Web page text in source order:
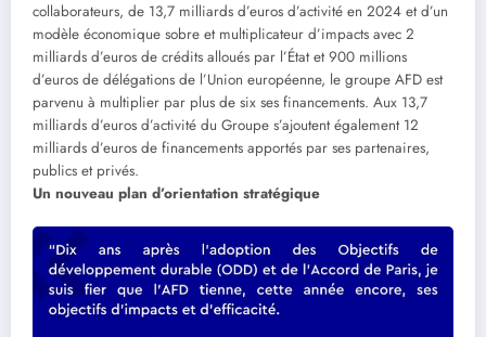
collaborateurs, de 13,7 milliards d’euros d’activité en 2024 et d’un
modèle économique sobre et multiplicateur d’impacts avec 2
milliards d’euros de crédits alloués par l’État et 900 millions
d’euros de délégations de l’Union européenne, le groupe AFD est
parvenu à multiplier par plus de six ses financements. Aux 13,7
milliards d’euros d’activité du Groupe s’ajoutent également 12
milliards d’euros de financements apportés par ses partenaires,
publics et privés.
Un nouveau plan d’orientation stratégique